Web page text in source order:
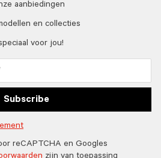
aanbiedingen
en collecties
voor jou!
Subscribe
reCAPTCHA en Googles